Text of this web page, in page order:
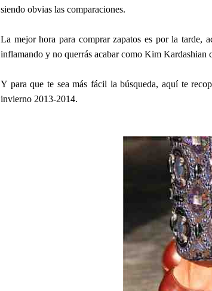
siendo obvias las comparaciones.
La mejor hora para comprar zapatos es por la tarde,
inflamando y no querrás acabar como Kim Kardashian
Y para que te sea más fácil la búsqueda, aquí te
invierno 2013-2014.